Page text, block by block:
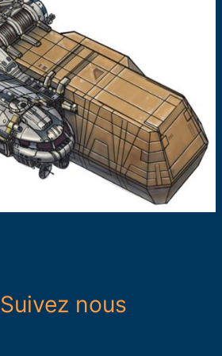
Suivez nous